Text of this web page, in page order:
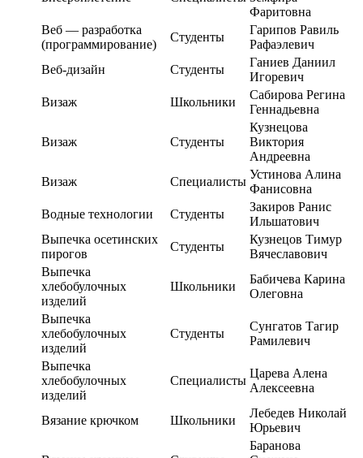
Фаритовна
Веб — разработка
(программирование)
Студенты
Гарипов Равиль
Рафаэлевич
Веб-дизайн
Студенты
Ганиев Даниил
Игоревич
Визаж
Школьники
Сабирова Регина
Геннадьевна
Визаж Студенты
Кузнецова
Виктория
Андреевна
Визаж
Специалисты
Устинова Алина
Фанисовна
Водные технологии
Студенты
Закиров Ранис
Ильшатович
Выпечка осетинских
пирогов
Студенты
Кузнецов Тимур
Вячеславович
Выпечка
хлебобулочных
изделий
Школьники
Бабичева Карина
Олеговна
Выпечка
хлебобулочных
изделий
Студенты
Сунгатов Тагир
Рамилевич
Выпечка
хлебобулочных
изделий
Специалисты
Царева Алена
Алексеевна
Вязание крючком Школьники
Лебедев Николай
Юрьевич
Баранова